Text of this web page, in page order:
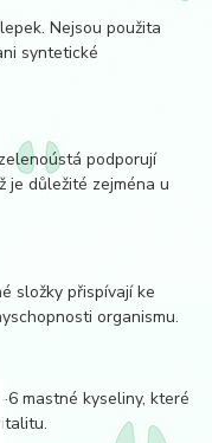
Nejsou použita
syntetické
podporují
je důležité zejména u
složky přispívají ke
organismu.
mastné kyseliny, které